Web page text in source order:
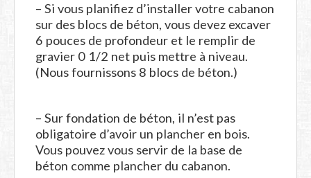
– Si vous planifiez d’installer votre cabanon
sur des blocs de béton, vous devez excaver
6 pouces de profondeur et le remplir de
gravier 0 1/2 net puis mettre à niveau.
(Nous fournissons 8 blocs de béton.)
– Sur fondation de béton, il n’est pas
obligatoire d’avoir un plancher en bois.
Vous pouvez vous servir de la base de
béton comme plancher du cabanon.